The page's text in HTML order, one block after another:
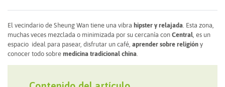
El vecindario de Sheung Wan tiene una vibra hipster y relajada . Esta zona,
muchas veces mezclada o minimizada por su cercanía con Central , es un
espacio ideal para pasear, disfrutar un café, aprender sobre religión y
conocer todo sobre medicina tradicional china